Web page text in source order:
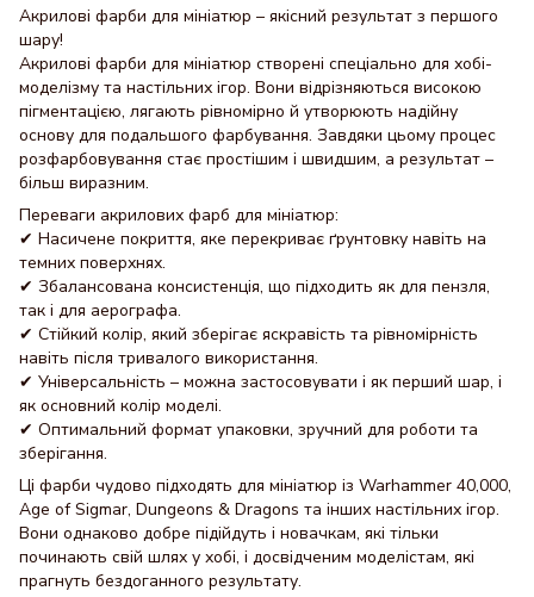
Акрилові фарби для мініатюр – якісний результат з першого
шару!
Акрилові фарби для мініатюр створені спеціально для хобі-
моделізму та настільних ігор. Вони відрізняються високою
пігментацією, лягають рівномірно й утворюють надійну
основу для подальшого фарбування. Завдяки цьому процес
розфарбовування стає простішим і швидшим, а результат –
більш виразним.
Переваги акрилових фарб для мініатюр:
✔ Насичене покриття, яке перекриває ґрунтовку навіть на
темних поверхнях.
✔ Збалансована консистенція, що підходить як для пензля,
так і для аерографа.
✔ Стійкий колір, який зберігає яскравість та рівномірність
навіть після тривалого використання.
✔ Універсальність – можна застосовувати і як перший шар, і
як основний колір моделі.
✔ Оптимальний формат упаковки, зручний для роботи та
зберігання.
Ці фарби чудово підходять для мініатюр із Warhammer 40,000,
Age of Sigmar, Dungeons & Dragons та інших настільних ігор.
Вони однаково добре підійдуть і новачкам, які тільки
починають свій шлях у хобі, і досвідченим моделістам, які
прагнуть бездоганного результату.